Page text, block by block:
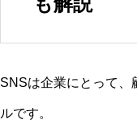
SNSは企業にとって、
ルです。